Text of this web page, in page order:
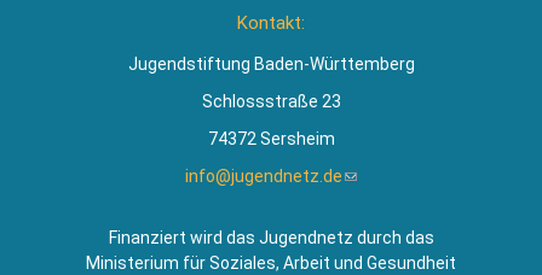
Kontakt:
Jugendstiftung Baden-Württemberg
Schlossstraße 23
74372 Sersheim
info@jugendnetz.de(Link
Mail)
Finanziert wird das Jugendnetz durch das
Ministerium für Soziales, Arbeit und Gesundheit